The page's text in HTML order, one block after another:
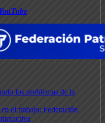
los problemas de la
el trabajo: Federación